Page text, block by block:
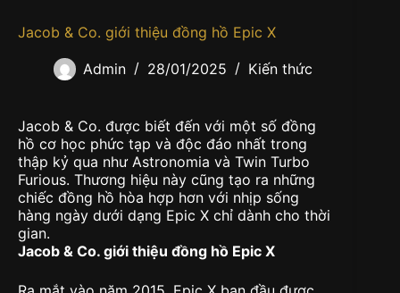
Jacob & Co. giới thiệu đồng hồ Epic X
Admin 28/01/2025 Kiến thức
Jacob & Co. được biết đến với một số đồng
hồ cơ học phức tạp và độc đáo nhất trong
thập kỷ qua như Astronomia và Twin Turbo
Furious. Thương hiệu này cũng tạo ra những
chiếc đồng hồ hòa hợp hơn với nhịp sống
hàng ngày dưới dạng Epic X chỉ dành cho thời
gian.
Jacob & Co. giới thiệu đồng hồ Epic X